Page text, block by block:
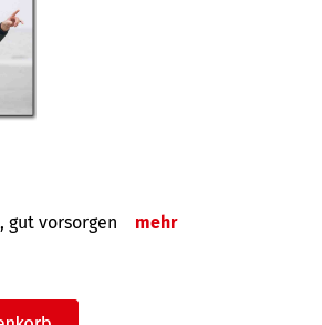
gut vorsorgen mehr